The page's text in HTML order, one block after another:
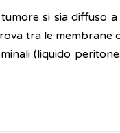
si sia diffuso
tra le
(liquido